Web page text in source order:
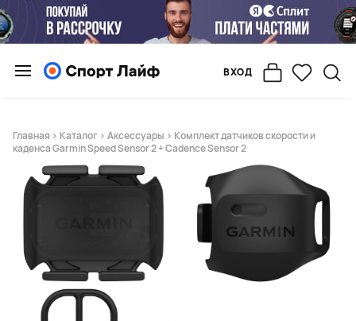
ВХОД
Главная > Каталог > Аксессуары > Комплект датчиков скорости и
каденса Garmin Speed Sensor 2 + Cadence Sensor 2